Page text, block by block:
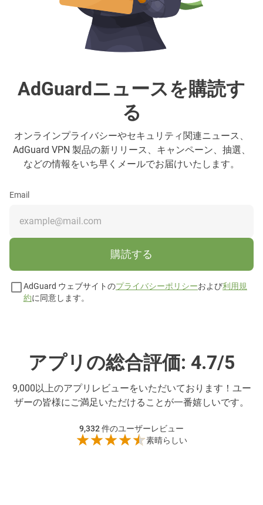
AdGuardニュースを購読す
る
オンラインプライバシーやセキュリティ関連ニュース、
AdGuard VPN 製品の新リリース、キャンペーン、抽選、
などの情報をいち早くメールでお届けいたします。
Email
購読する
AdGuard ウェブサイトのプライバシーポリシーおよび利用規
約に同意します。
アプリの総合評価: 4.7/5
9,000以上のアプリレビューをいただいております！ユー
ザーの皆様にご満足いただけることが一番嬉しいです。
9,332件のユーザーレビュー
素晴らしい